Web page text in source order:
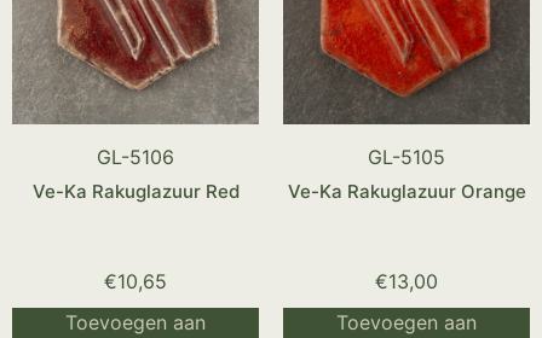
GL-5106
Ve-Ka Rakuglazuur Red
€10,65
Toevoegen aan
GL-5105
Ve-Ka Rakuglazuur Orange
€13,00
Toevoegen aan